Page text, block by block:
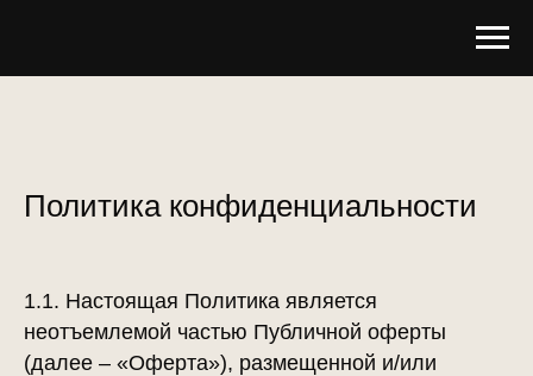
Политика конфиденциальности
1.1. Настоящая Политика является
неотъемлемой частью Публичной оферты
(далее – «Оферта»), размещенной и/или